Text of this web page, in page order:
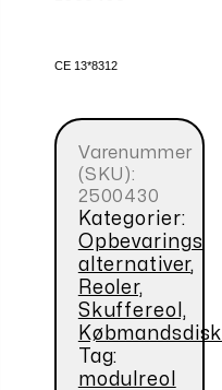
CE 13*8312
Varenummer
(SKU):
2500430
Kategorier:
Opbevarings
alternativer,
Reoler,
Skuffereol,
Købmandsdisk
Tag:
modulreol